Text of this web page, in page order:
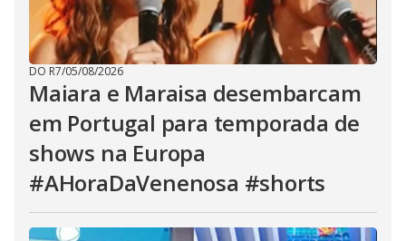
DO R7/05/08/2026
Maiara e Maraisa desembarcam
em Portugal para temporada de
shows na Europa
#AHoraDaVenenosa #shorts